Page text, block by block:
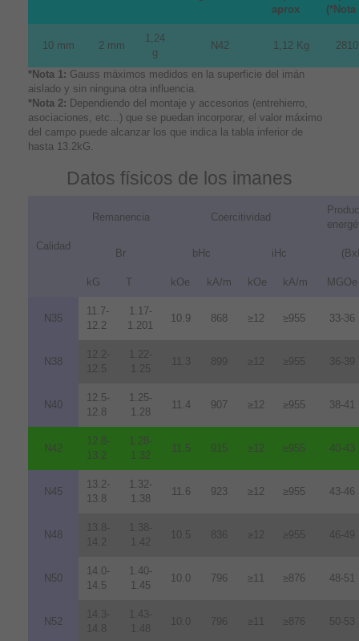
aprox
(*Nota
10 mm 2 mm
1,24
g
N42 1,12 Kg
*Nota 1: Gauss máximos medidos en la superficie del imán
aislado y sin ninguna otra influencia.
*Nota 2: Dependiendo del montaje y accesorios (entrehierro,
asociaciones, etc...) que se puedan incorporar, el valor máximo
del campo puede alcanzar los que indica la tabla inferior de
hasta 13.2kG.
Datos físicos de los imanes
Calidad
Remanencia Coercitividad
Br bHc iHc
kG T kOe kA/m kOe kA/m MGOe
N35
11.7-
12.2
1.17-
1.201
10.9 868 ≥12 ≥955 33-36
N38
12.2-
12.5
1.22-
1.25
11.3 899 ≥12 ≥955 36-39
N40
12.5-
12.8
1.25-
1.28
11.4 907 ≥12 ≥955 38-41
N42
12.8-
13.2
1.28-
1.32
11.5 915 ≥12 ≥955 40-43
N45
13.2-
13.8
1.32-
1.38
11.6 923 ≥12 ≥955 43-46
N48
13.8-
14.2
1.38-
1.42
10.5 836 ≥12 ≥955 46-49
N50
14.0-
14.5
1.40-
1.45
10.0 796 ≥11 ≥876 48-51
N52
14.3-
14.8
1.43-
1.48
10.0 796 ≥11 ≥876 50-53